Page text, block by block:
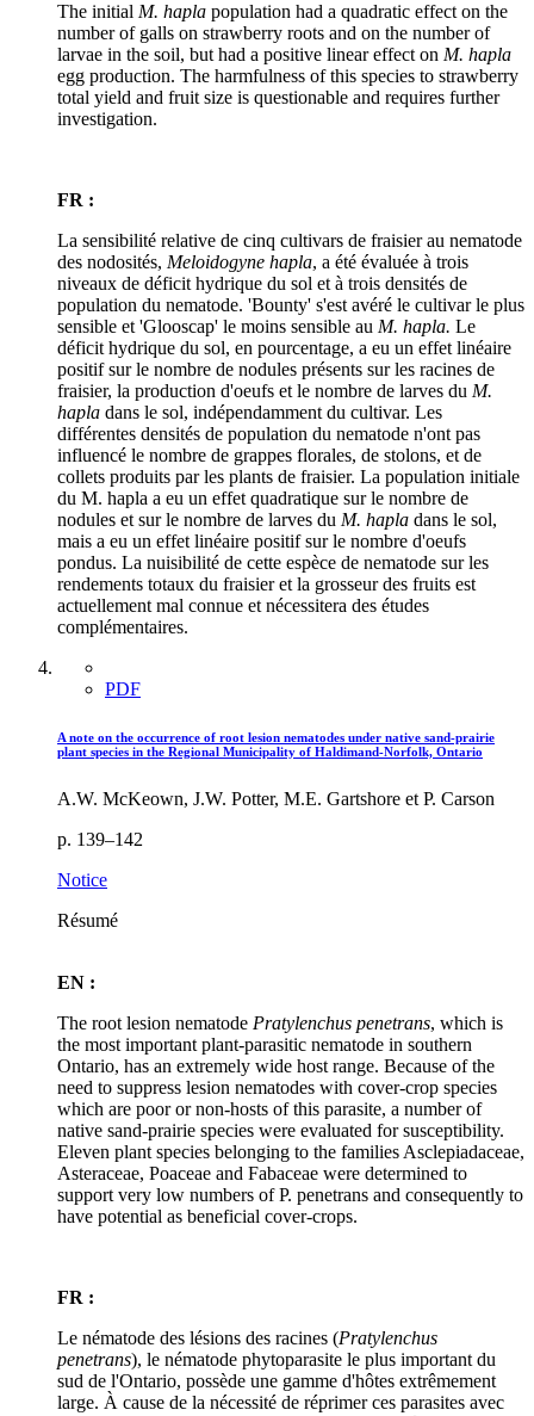
The initial M. hapla population had a quadratic effect on the
number of galls on strawberry roots and on the number of
larvae in the soil, but had a positive linear effect on M. hapla
egg production. The harmfulness of this species to strawberry
total yield and fruit size is questionable and requires further
investigation.
FR :
La sensibilité relative de cinq cultivars de fraisier au nematode
des nodosités, Meloidogyne hapla, a été évaluée à trois
niveaux de déficit hydrique du sol et à trois densités de
population du nematode. 'Bounty' s'est avéré le cultivar le plus
sensible et 'Glooscap' le moins sensible au M. hapla. Le
déficit hydrique du sol, en pourcentage, a eu un effet linéaire
positif sur le nombre de nodules présents sur les racines de
fraisier, la production d'oeufs et le nombre de larves du M.
hapla dans le sol, indépendamment du cultivar. Les
différentes densités de population du nematode n'ont pas
influencé le nombre de grappes florales, de stolons, et de
collets produits par les plants de fraisier. La population initiale
du M. hapla a eu un effet quadratique sur le nombre de
nodules et sur le nombre de larves du M. hapla dans le sol,
mais a eu un effet linéaire positif sur le nombre d'oeufs
pondus. La nuisibilité de cette espèce de nematode sur les
rendements totaux du fraisier et la grosseur des fruits est
actuellement mal connue et nécessitera des études
complémentaires.
PDF
A note on the occurrence of root lesion nematodes under native sand-prairie
plant species in the Regional Municipality of Haldimand-Norfolk, Ontario
A.W. McKeown, J.W. Potter, M.E. Gartshore et P. Carson
p. 139–142
Notice
Résumé
EN :
The root lesion nematode Pratylenchus penetrans, which is
the most important plant-parasitic nematode in southern
Ontario, has an extremely wide host range. Because of the
need to suppress lesion nematodes with cover-crop species
which are poor or non-hosts of this parasite, a number of
native sand-prairie species were evaluated for susceptibility.
Eleven plant species belonging to the families Asclepiadaceae,
Asteraceae, Poaceae and Fabaceae were determined to
support very low numbers of P. penetrans and consequently to
have potential as beneficial cover-crops.
FR :
Le nématode des lésions des racines (Pratylenchus
penetrans), le nématode phytoparasite le plus important du
sud de l'Ontario, possède une gamme d'hôtes extrêmement
large. À cause de la nécessité de réprimer ces parasites avec